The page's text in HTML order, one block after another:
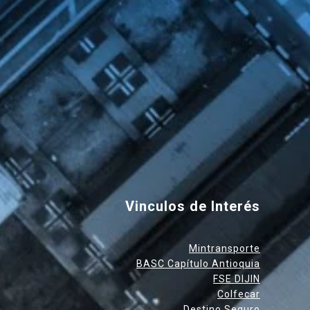
Vinculos de Interés
Mintransporte
BASC Capítulo Antioquia
FSE DIJIN
Colfecar